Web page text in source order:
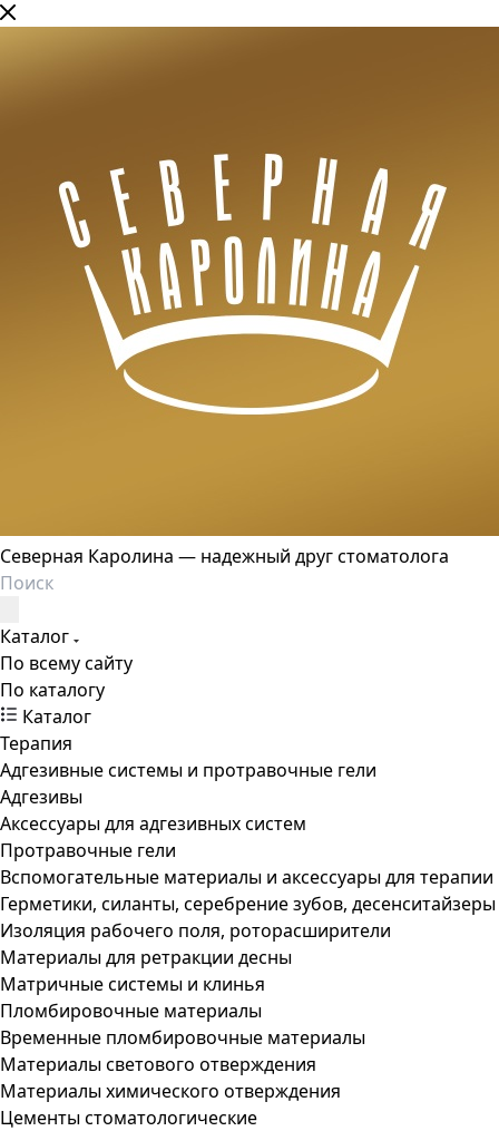
Северная Каролина — надежный друг стоматолога
Каталог
По всему сайту
По каталогу
Каталог
Терапия
Адгезивные системы и протравочные гели
Адгезивы
Аксессуары для адгезивных систем
Протравочные гели
Вспомогательные материалы и аксессуары для терапии
Герметики, силанты, серебрение зубов, десенситайзеры
Изоляция рабочего поля, роторасширители
Материалы для ретракции десны
Матричные системы и клинья
Пломбировочные материалы
Временные пломбировочные материалы
Материалы светового отверждения
Материалы химического отверждения
Цементы стоматологические